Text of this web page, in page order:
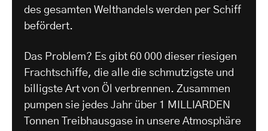
des gesamten Welthandels werden per Schiff
befördert.
Das Problem? Es gibt 60 000 dieser riesigen
Frachtschiffe, die alle die schmutzigste und
billigste Art von Öl verbrennen. Zusammen
pumpen sie jedes Jahr über 1 MILLIARDEN
Tonnen Treibhausgase in unsere Atmosphäre